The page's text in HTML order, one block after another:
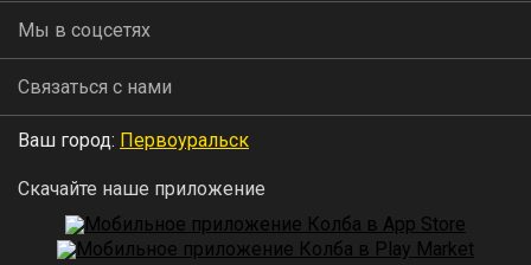
Мы в соцсетях
Связаться с нами
Ваш город: Первоуральск
Скачайте наше приложение